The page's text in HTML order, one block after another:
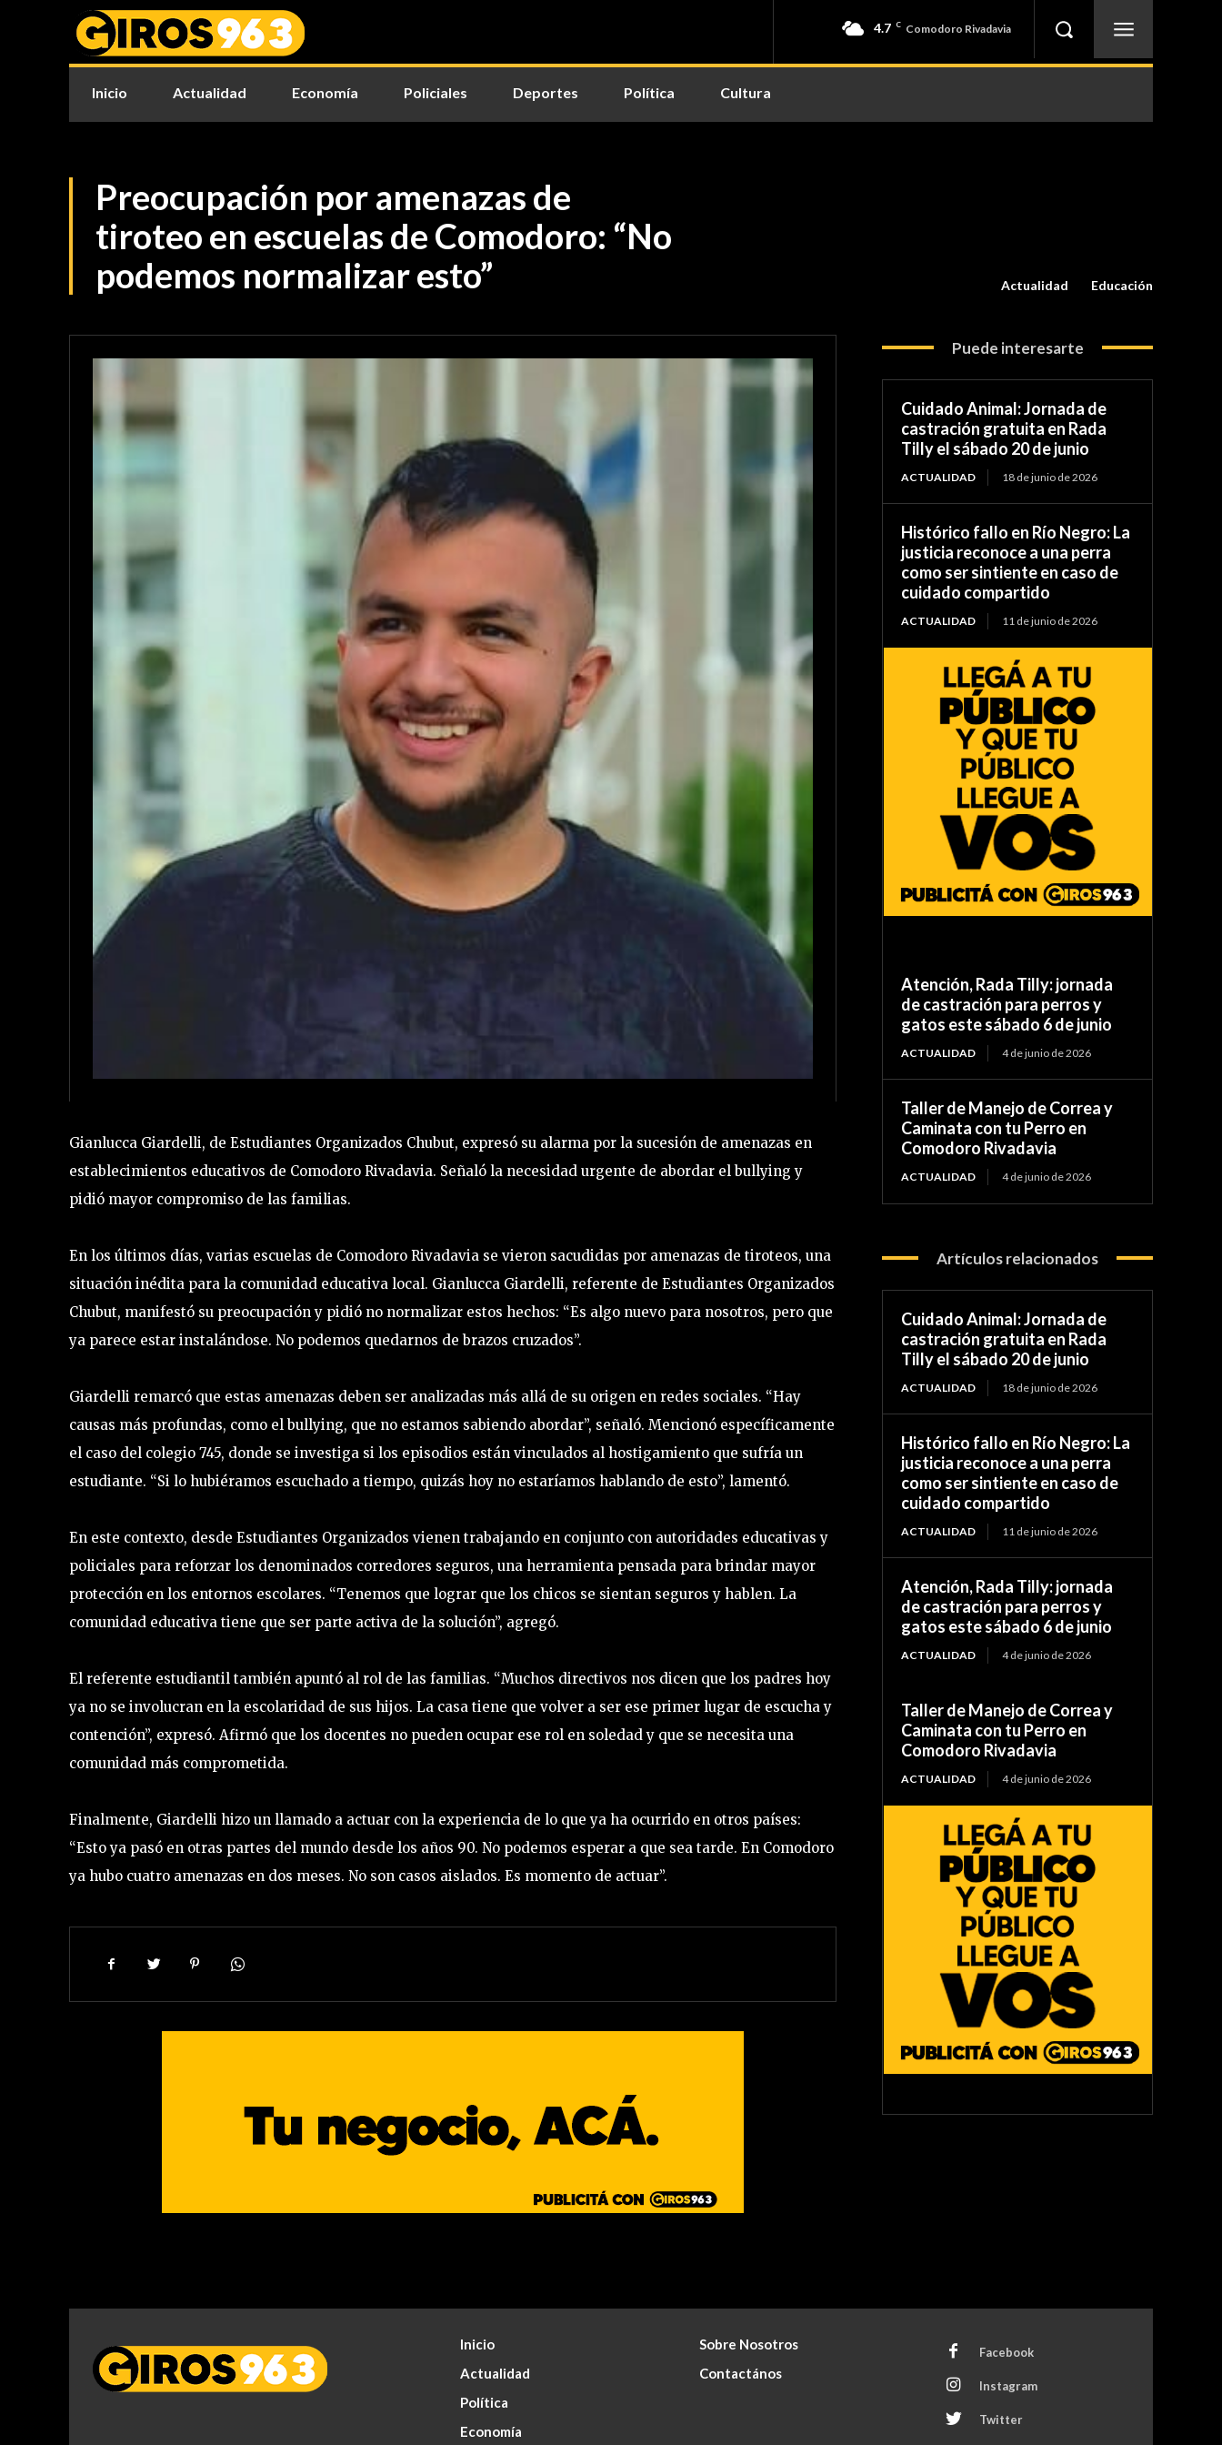
4.7 C Comodoro Rivadavia
Inicio Actualidad Economía Policiales Deportes Política Cultura
Preocupación por amenazas de
tiroteo en escuelas de Comodoro: “No
podemos normalizar esto”
Actualidad Educación
Gianlucca Giardelli, de Estudiantes Organizados Chubut, expresó su alarma por la sucesión de amenazas en
establecimientos educativos de Comodoro Rivadavia. Señaló la necesidad urgente de abordar el bullying y
pidió mayor compromiso de las familias.
En los últimos días, varias escuelas de Comodoro Rivadavia se vieron sacudidas por amenazas de tiroteos, una
situación inédita para la comunidad educativa local. Gianlucca Giardelli, referente de Estudiantes Organizados
Chubut, manifestó su preocupación y pidió no normalizar estos hechos: “Es algo nuevo para nosotros, pero que
ya parece estar instalándose. No podemos quedarnos de brazos cruzados”.
Giardelli remarcó que estas amenazas deben ser analizadas más allá de su origen en redes sociales. “Hay
causas más profundas, como el bullying, que no estamos sabiendo abordar”, señaló. Mencionó específicamente
el caso del colegio 745, donde se investiga si los episodios están vinculados al hostigamiento que sufría un
estudiante. “Si lo hubiéramos escuchado a tiempo, quizás hoy no estaríamos hablando de esto”, lamentó.
En este contexto, desde Estudiantes Organizados vienen trabajando en conjunto con autoridades educativas y
policiales para reforzar los denominados corredores seguros, una herramienta pensada para brindar mayor
protección en los entornos escolares. “Tenemos que lograr que los chicos se sientan seguros y hablen. La
comunidad educativa tiene que ser parte activa de la solución”, agregó.
El referente estudiantil también apuntó al rol de las familias. “Muchos directivos nos dicen que los padres hoy
ya no se involucran en la escolaridad de sus hijos. La casa tiene que volver a ser ese primer lugar de escucha y
contención”, expresó. Afirmó que los docentes no pueden ocupar ese rol en soledad y que se necesita una
comunidad más comprometida.
Finalmente, Giardelli hizo un llamado a actuar con la experiencia de lo que ya ha ocurrido en otros países:
“Esto ya pasó en otras partes del mundo desde los años 90. No podemos esperar a que sea tarde. En Comodoro
ya hubo cuatro amenazas en dos meses. No son casos aislados. Es momento de actuar”.
Puede interesarte
Cuidado Animal: Jornada de
castración gratuita en Rada
Tilly el sábado 20 de junio
ACTUALIDAD 18 de junio de 2026
Histórico fallo en Río Negro: La
justicia reconoce a una perra
como ser sintiente en caso de
cuidado compartido
ACTUALIDAD 11 de junio de 2026
Atención, Rada Tilly: jornada
de castración para perros y
gatos este sábado 6 de junio
ACTUALIDAD 4 de junio de 2026
Taller de Manejo de Correa y
Caminata con tu Perro en
Comodoro Rivadavia
ACTUALIDAD 4 de junio de 2026
Artículos relacionados
Cuidado Animal: Jornada de
castración gratuita en Rada
Tilly el sábado 20 de junio
ACTUALIDAD 18 de junio de 2026
Histórico fallo en Río Negro: La
justicia reconoce a una perra
como ser sintiente en caso de
cuidado compartido
ACTUALIDAD 11 de junio de 2026
Atención, Rada Tilly: jornada
de castración para perros y
gatos este sábado 6 de junio
ACTUALIDAD 4 de junio de 2026
Taller de Manejo de Correa y
Caminata con tu Perro en
Comodoro Rivadavia
ACTUALIDAD 4 de junio de 2026
Inicio
Actualidad
Política
Economía
Sobre Nosotros
Contactános
Facebook
Instagram
Twitter